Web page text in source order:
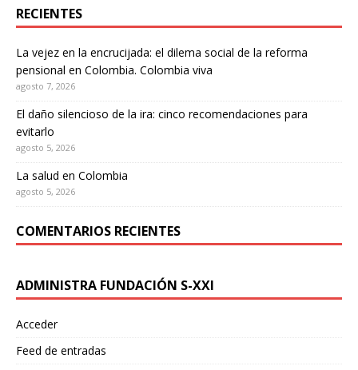
RECIENTES
La vejez en la encrucijada: el dilema social de la reforma
pensional en Colombia. Colombia viva
agosto 7, 2026
El daño silencioso de la ira: cinco recomendaciones para
evitarlo
agosto 5, 2026
La salud en Colombia
agosto 5, 2026
COMENTARIOS RECIENTES
ADMINISTRA FUNDACIÓN S-XXI
Acceder
Feed de entradas